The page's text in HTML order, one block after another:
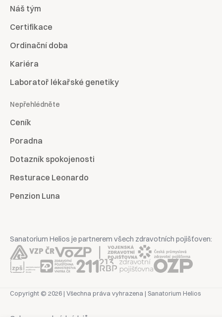
Náš tým
Certifikace
Ordinační doba
Kariéra
Laboratoř lékařské genetiky
Nepřehlédněte
Ceník
Poradna
Dotazník spokojenosti
Resturace Leonardo
Penzion Luna
Sanatorium Helios je partnerem všech zdravotních pojišťoven:
Copyright © 2026 | Všechna práva vyhrazena | Sanatorium Helios